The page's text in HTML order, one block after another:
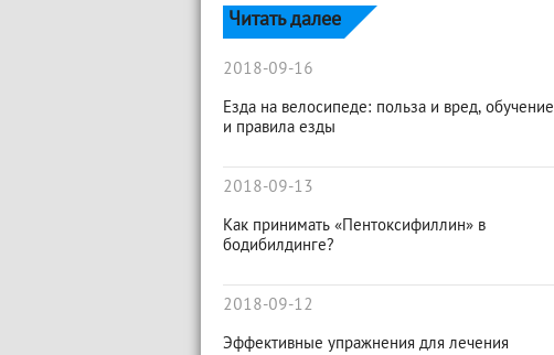
Читать далее
2018-09-16
Езда на велосипеде: польза и вред, обучение
и правила езды
2018-09-13
Как принимать «Пентоксифиллин» в
бодибилдинге?
2018-09-12
Эффективные упражнения для лечения